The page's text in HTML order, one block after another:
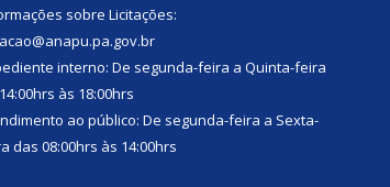
sobre Licitações:
interno: De segunda-feira a Quinta-feira
às 18:00hrs
ao público: De segunda-feira a Sexta-
das 08:00hrs às 14:00hrs